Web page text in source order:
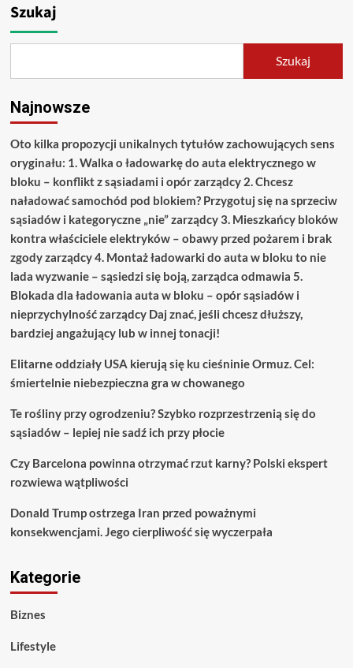
Szukaj
Szukaj
Najnowsze
Oto kilka propozycji unikalnych tytułów zachowujących sens
oryginału: 1. Walka o ładowarkę do auta elektrycznego w
bloku – konflikt z sąsiadami i opór zarządcy 2. Chcesz
naładować samochód pod blokiem? Przygotuj się na sprzeciw
sąsiadów i kategoryczne „nie” zarządcy 3. Mieszkańcy bloków
kontra właściciele elektryków – obawy przed pożarem i brak
zgody zarządcy 4. Montaż ładowarki do auta w bloku to nie
lada wyzwanie – sąsiedzi się boją, zarządca odmawia 5.
Blokada dla ładowania auta w bloku – opór sąsiadów i
nieprzychylność zarządcy Daj znać, jeśli chcesz dłuższy,
bardziej angażujący lub w innej tonacji!
Elitarne oddziały USA kierują się ku cieśninie Ormuz. Cel:
śmiertelnie niebezpieczna gra w chowanego
Te rośliny przy ogrodzeniu? Szybko rozprzestrzenią się do
sąsiadów – lepiej nie sadź ich przy płocie
Czy Barcelona powinna otrzymać rzut karny? Polski ekspert
rozwiewa wątpliwości
Donald Trump ostrzega Iran przed poważnymi
konsekwencjami. Jego cierpliwość się wyczerpała
Kategorie
Biznes
Lifestyle